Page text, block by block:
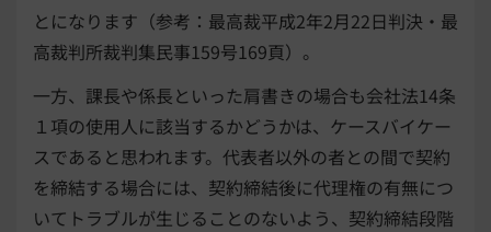
とになります（参考：最高裁平成2年2月22日判決・最
高裁判所裁判集民事159号169頁）。
一方、課長や係長といった肩書きの場合も会社法14条
１項の使用人に該当するかどうかは、ケースバイケー
スであると思われます。代表者以外の者との間で契約
を締結する場合には、契約締結後に代理権の有無につ
いてトラブルが生じることのないよう、契約締結段階